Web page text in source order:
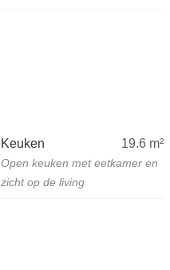
Keuken 19.6 m²
Open keuken met eetkamer en
zicht op de living